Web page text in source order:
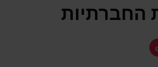
החברתיות